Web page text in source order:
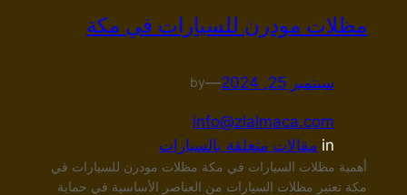
مظلات مودرن للسيارات في مكة
سبتمبر 25, 2024 —
by
info@zlalmaca.com
in مقالات متعلقة بالسيارات
أهمية مظلات السيارات في مكة مظلات مودرن للسيارات في
مكة تعتبر مظلات السيارات من العناصر الأساسية في حماية